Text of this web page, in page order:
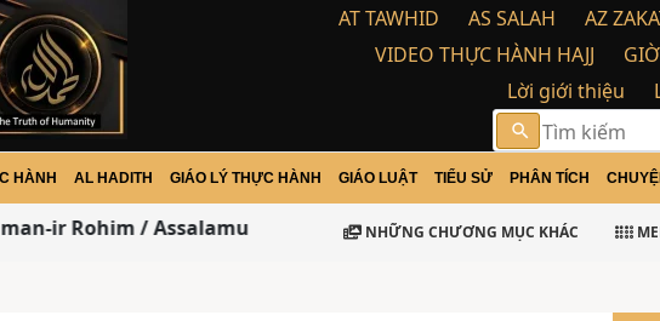
AT TAWHID AS SALAH AZ
VIDEO THỰC HÀNH HAJJ
Lời giới thiệu
search
HÀNH AL HADITH GIÁO LÝ THỰC HÀNH GIÁO LUẬT TIỂU SỬ PHÂN TÍCH
ir Rohim / Assalamu Alaikum Warohma tulloh wabarakatu
NHỮNG CHƯƠNG MỤC KHÁC